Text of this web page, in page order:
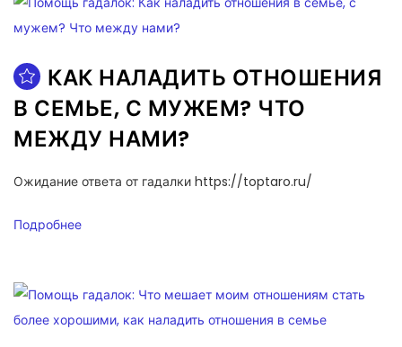
КАК НАЛАДИТЬ ОТНОШЕНИЯ
В СЕМЬЕ, С МУЖЕМ? ЧТО
МЕЖДУ НАМИ?
Ожидание ответа от гадалки https://toptaro.ru/
Подробнее